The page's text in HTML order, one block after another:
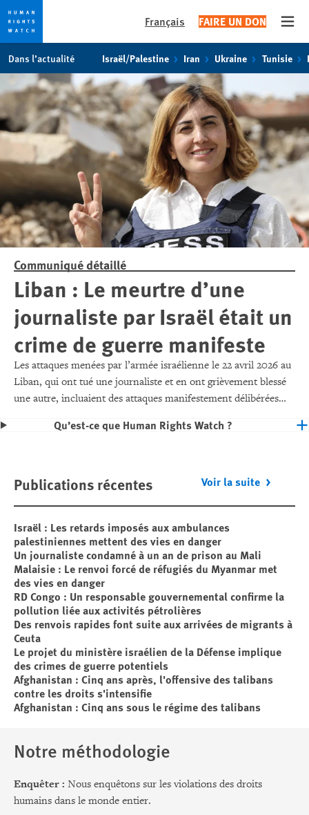
to
cookie
privacy
notice
to
main
content
Français FAIRE UN DON
Dans l’actualité Israël/Palestine Iran Ukraine Tunisie
Communiqué détaillé
Liban : Le meurtre d’une
journaliste par Israël était un
crime de guerre manifeste
Les attaques menées par l’armée israélienne le 22 avril 2026 au
Liban, qui ont tué une journaliste et en ont grièvement blessé
une autre, incluaient des attaques manifestement délibérées
Qu’est-ce que Human Rights Watch ?
Publications récentes Voir la suite
Israël : Les retards imposés aux ambulances
palestiniennes mettent des vies en danger
Un journaliste condamné à un an de prison au Mali
Malaisie : Le renvoi forcé de réfugiés du Myanmar met
des vies en danger
RD Congo : Un responsable gouvernemental confirme la
pollution liée aux activités pétrolières
Des renvois rapides font suite aux arrivées de migrants à
Ceuta
Le projet du ministère israélien de la Défense implique
des crimes de guerre potentiels
Afghanistan : Cinq ans après, l'offensive des talibans
contre les droits s'intensifie
Afghanistan : Cinq ans sous le régime des talibans
Notre méthodologie
Enquêter : Nous enquêtons sur les violations des droits
humains dans le monde entier.